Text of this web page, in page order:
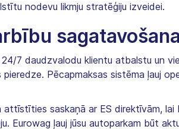
nodevu likmju stratēģiju izveidei.
7 daudzvalodu klientu atbalstu un
Pēcapmaksas sistēma ļauj
saskaņā ar ES direktīvām,
Eurowag ļauj jūsu autoparkam būt